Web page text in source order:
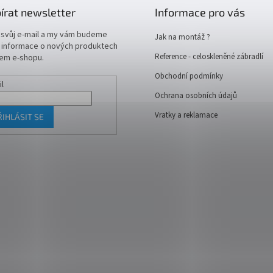
newsletter
e-mail a my vám budeme
o nových produktech
e-shopu.
SE
Informace pro vás
Jak na montáž ?
Reference - celoskleněné zábradlí
Obchodní podmínky
Ochrana osobních údajů
Vratky a reklamace